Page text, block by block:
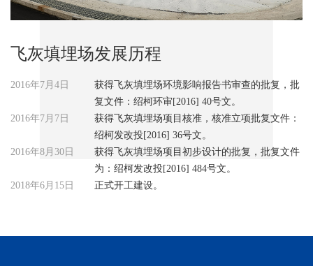
飞灰填埋场发展历程
2016年7月4日
获得飞灰填埋场环境影响报告书审查的批复，批
复文件：绍柯环审[2016] 40号文。
2016年7月7日
获得飞灰填埋场项目核准，核准立项批复文件：
绍柯发改投[2016] 36号文。
2016年8月30日
获得飞灰填埋场项目初步设计的批复，批复文件
为：绍柯发改投[2016] 484号文。
2018年6月15日
正式开工建设。